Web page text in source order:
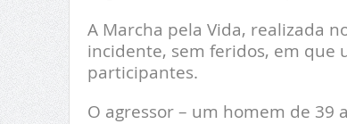
A Marcha pela Vida, realizada
incidente, sem feridos, em que
participantes.
O agressor – um homem de 39